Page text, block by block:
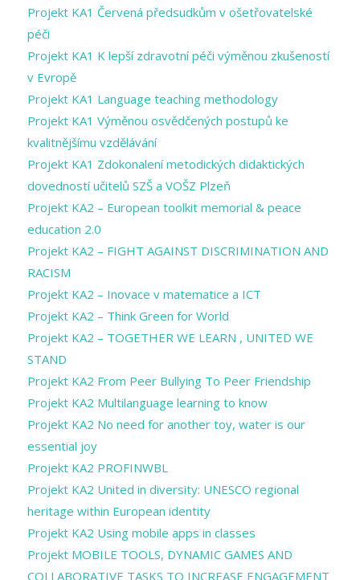
Projekt KA1 Červená předsudkům v ošetřovatelské
péči
Projekt KA1 K lepší zdravotní péči výměnou zkušeností
v Evropě
Projekt KA1 Language teaching methodology
Projekt KA1 Výměnou osvědčených postupů ke
kvalitnějšímu vzdělávání
Projekt KA1 Zdokonalení metodických didaktických
dovedností učitelů SZŠ a VOŠZ Plzeň
Projekt KA2 – European toolkit memorial & peace
education 2.0
Projekt KA2 – FIGHT AGAINST DISCRIMINATION AND
RACISM
Projekt KA2 – Inovace v matematice a ICT
Projekt KA2 – Think Green for World
Projekt KA2 – TOGETHER WE LEARN , UNITED WE
STAND
Projekt KA2 From Peer Bullying To Peer Friendship
Projekt KA2 Multilanguage learning to know
Projekt KA2 No need for another toy, water is our
essential joy
Projekt KA2 PROFINWBL
Projekt KA2 United in diversity: UNESCO regional
heritage within European identity
Projekt KA2 Using mobile apps in classes
Projekt MOBILE TOOLS, DYNAMIC GAMES AND
COLLABORATIVE TASKS TO INCREASE ENGAGEMENT